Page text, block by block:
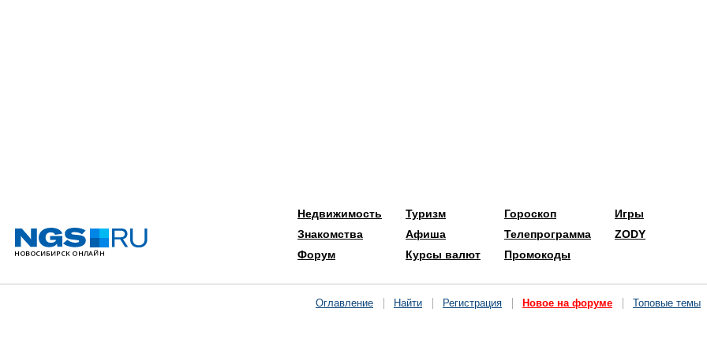
Недвижимость
Знакомства
Форум
Туризм
Афиша
Курсы валют
Гороскоп
Телепрограмма
Промокоды
Игры
ZODY
Оглавление Найти Регистрация Новое на форуме Топовые темы